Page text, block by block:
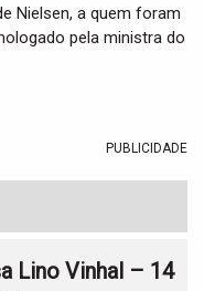
Nielsen, a quem foram
pela ministra do
PUBLICIDADE
Lino Vinhal – 14